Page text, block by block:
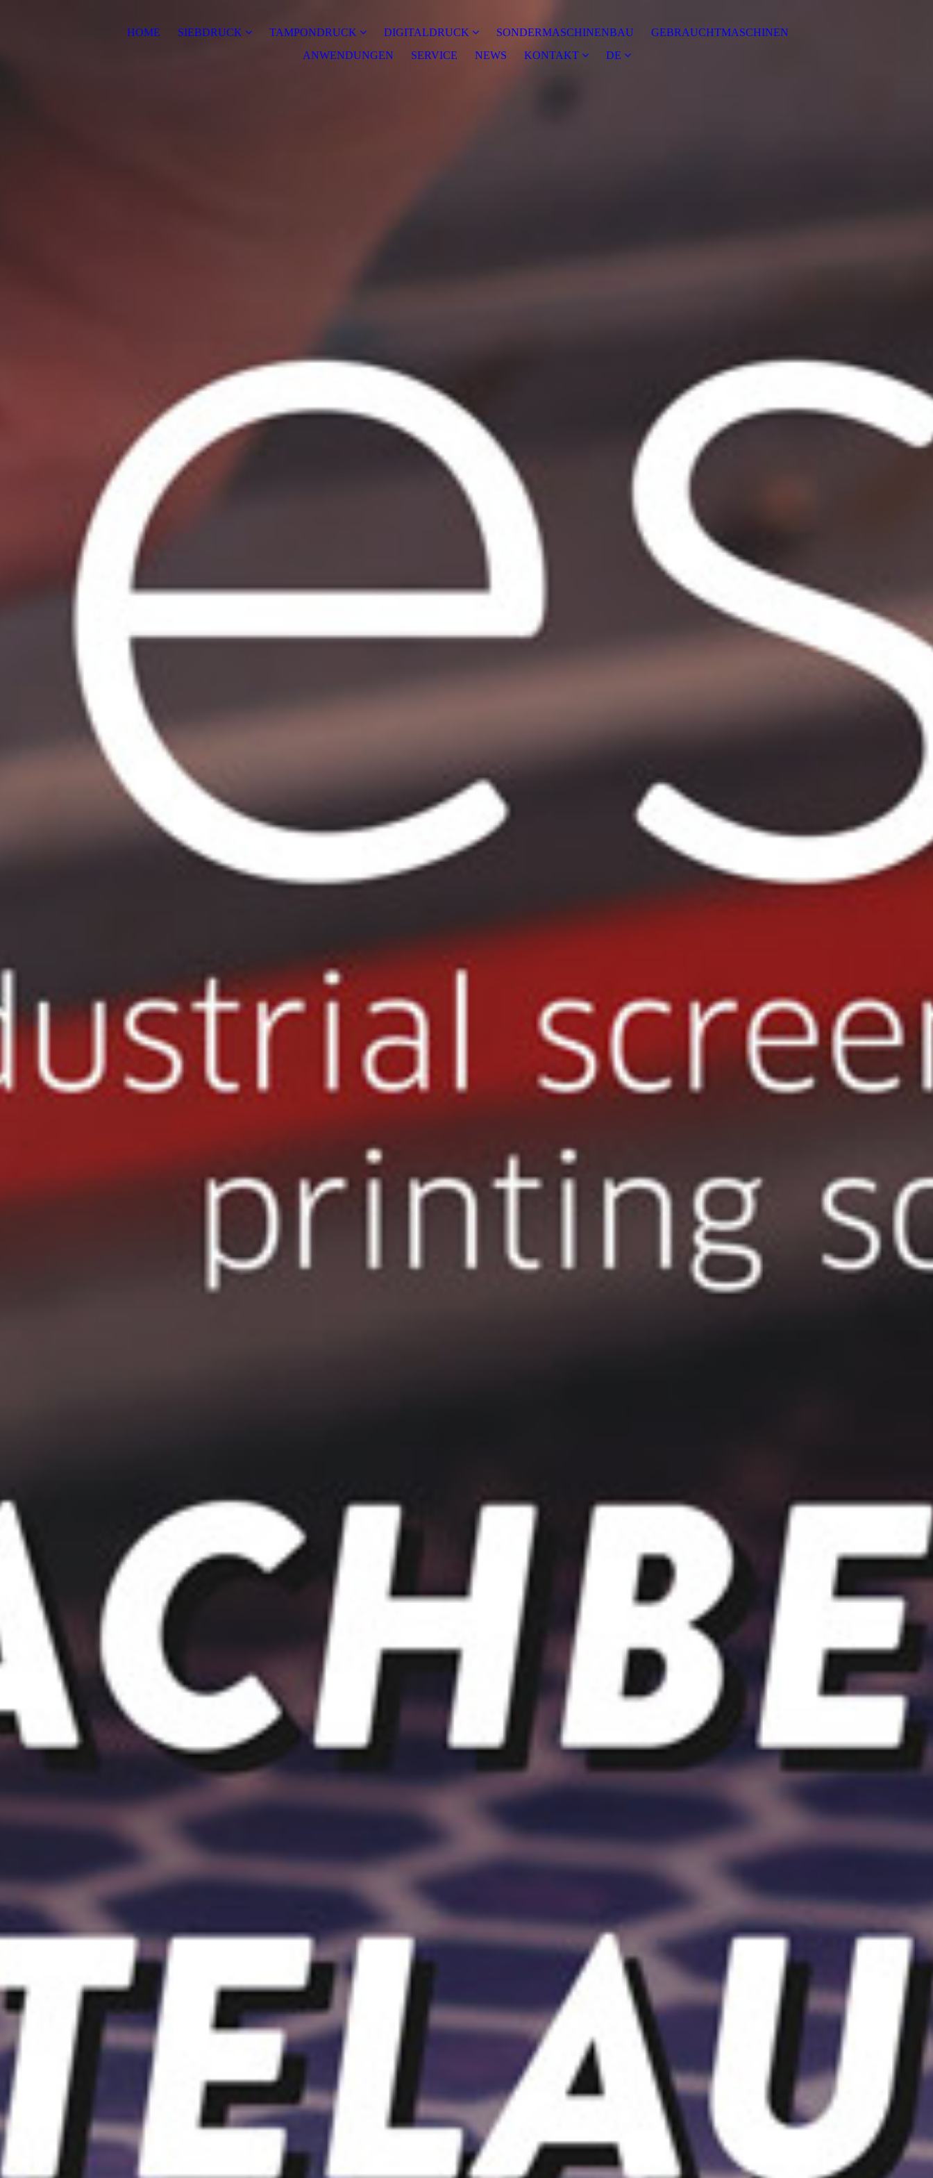
HOME SIEBDRUCK TAMPONDRUCK DIGITALDRUCK SONDERMASCHINENBAU
GEBRAUCHTMASCHINEN
ANWENDUNGEN
SERVICE NEWS KONTAKT DE